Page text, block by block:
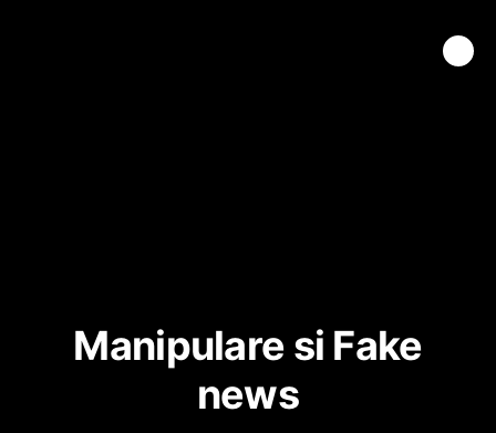
Manipulare si Fake
news